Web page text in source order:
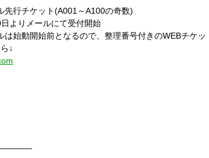
先行チケット(A001～A100の奇数)
よりメールにて受付開始
始動開始前となるので、整理番号付きのWEBチケッ
↓